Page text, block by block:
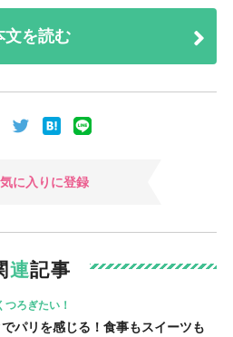
文を読む
に入りに登録
連記事
つろぎたい！
パリを感じる！食事もスイーツも